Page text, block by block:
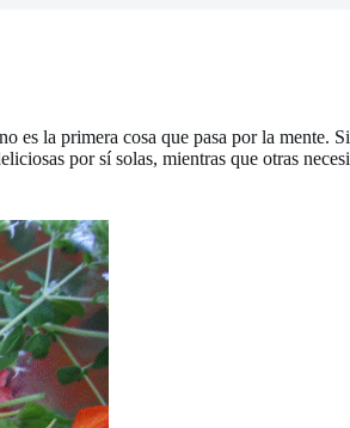
es la primera cosa que pasa por la mente.
por sí solas, mientras que otras